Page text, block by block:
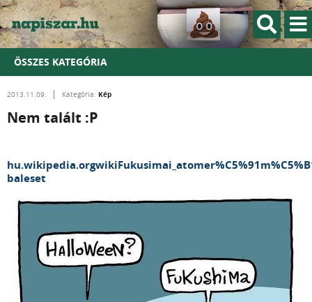
ÖSSZES KATEGÓRIA
2013.11.09. Kategória: Kép
Nem talált :P
baleset